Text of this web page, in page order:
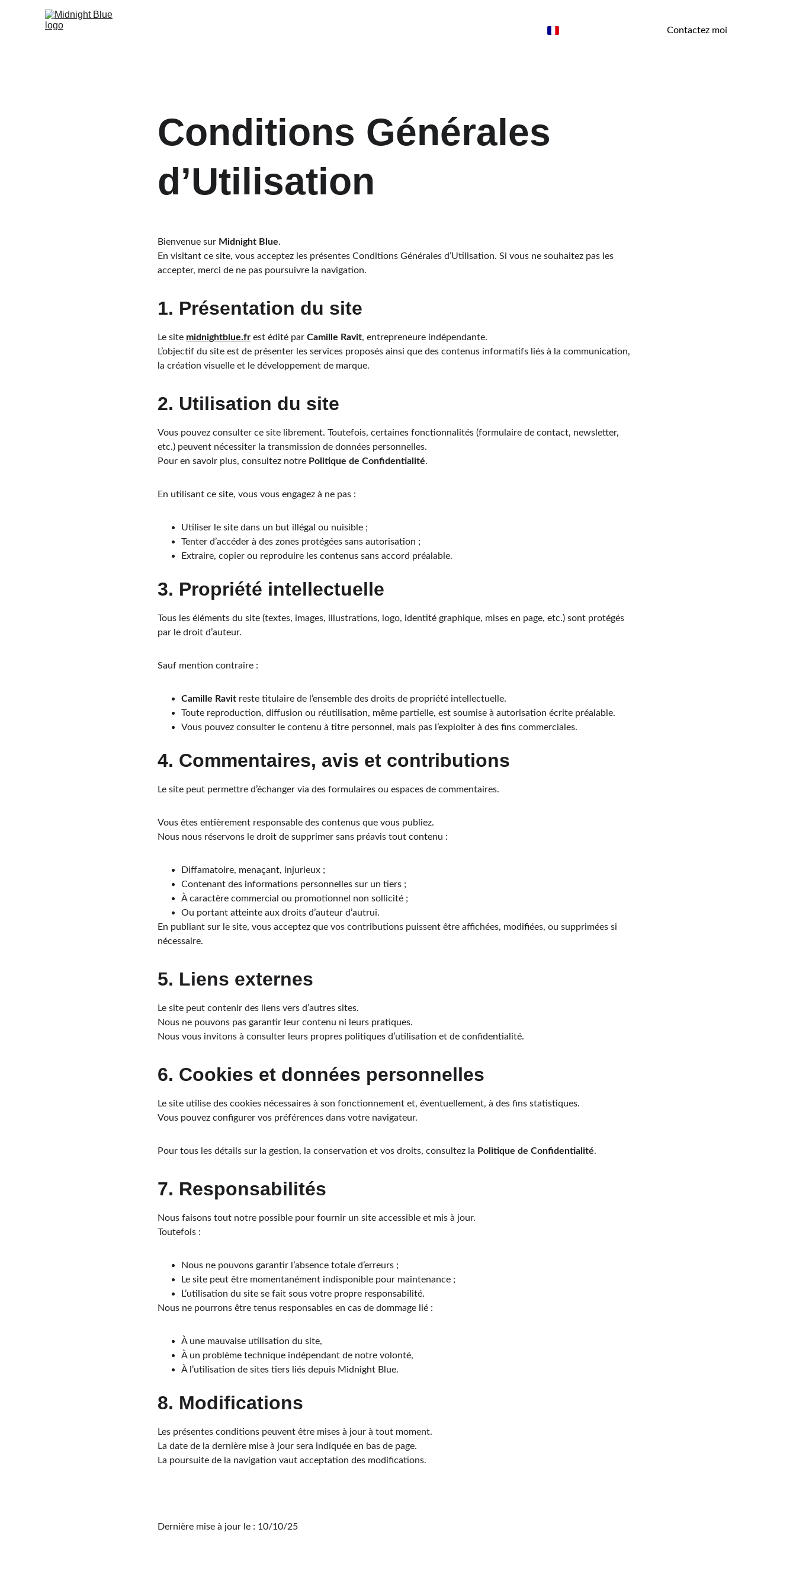
Contactez moi
Conditions Générales
d’Utilisation
Bienvenue sur Midnight Blue.
En visitant ce site, vous acceptez les présentes Conditions Générales d’Utilisation. Si vous ne souhaitez pas les
accepter, merci de ne pas poursuivre la navigation.
1. Présentation du site
Le site midnightblue.fr est édité par Camille Ravit, entrepreneure indépendante.
L’objectif du site est de présenter les services proposés ainsi que des contenus informatifs liés à la communication,
la création visuelle et le développement de marque.
2. Utilisation du site
Vous pouvez consulter ce site librement. Toutefois, certaines fonctionnalités (formulaire de contact, newsletter,
etc.) peuvent nécessiter la transmission de données personnelles.
Pour en savoir plus, consultez notre Politique de Confidentialité.
En utilisant ce site, vous vous engagez à ne pas :
Utiliser le site dans un but illégal ou nuisible ;
Tenter d’accéder à des zones protégées sans autorisation ;
Extraire, copier ou reproduire les contenus sans accord préalable.
3. Propriété intellectuelle
Tous les éléments du site (textes, images, illustrations, logo, identité graphique, mises en page, etc.) sont protégés
par le droit d’auteur.
Sauf mention contraire :
Camille Ravit reste titulaire de l’ensemble des droits de propriété intellectuelle.
Toute reproduction, diffusion ou réutilisation, même partielle, est soumise à autorisation écrite préalable.
Vous pouvez consulter le contenu à titre personnel, mais pas l’exploiter à des fins commerciales.
4. Commentaires, avis et contributions
Le site peut permettre d’échanger via des formulaires ou espaces de commentaires.
Vous êtes entièrement responsable des contenus que vous publiez.
Nous nous réservons le droit de supprimer sans préavis tout contenu :
Diffamatoire, menaçant, injurieux ;
Contenant des informations personnelles sur un tiers ;
À caractère commercial ou promotionnel non sollicité ;
Ou portant atteinte aux droits d’auteur d’autrui.
En publiant sur le site, vous acceptez que vos contributions puissent être affichées, modifiées, ou supprimées si
nécessaire.
5. Liens externes
Le site peut contenir des liens vers d’autres sites.
Nous ne pouvons pas garantir leur contenu ni leurs pratiques.
Nous vous invitons à consulter leurs propres politiques d’utilisation et de confidentialité.
6. Cookies et données personnelles
Le site utilise des cookies nécessaires à son fonctionnement et, éventuellement, à des fins statistiques.
Vous pouvez configurer vos préférences dans votre navigateur.
Pour tous les détails sur la gestion, la conservation et vos droits, consultez la Politique de Confidentialité.
7. Responsabilités
Nous faisons tout notre possible pour fournir un site accessible et mis à jour.
Toutefois :
Nous ne pouvons garantir l’absence totale d’erreurs ;
Le site peut être momentanément indisponible pour maintenance ;
L’utilisation du site se fait sous votre propre responsabilité.
Nous ne pourrons être tenus responsables en cas de dommage lié :
À une mauvaise utilisation du site,
À un problème technique indépendant de notre volonté,
À l’utilisation de sites tiers liés depuis Midnight Blue.
8. Modifications
Les présentes conditions peuvent être mises à jour à tout moment.
La date de la dernière mise à jour sera indiquée en bas de page.
La poursuite de la navigation vaut acceptation des modifications.
Dernière mise à jour le : 10/10/25